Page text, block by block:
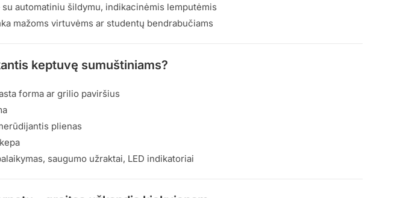
automatiniu šildymu, indikacinėmis lemputėmis
mažoms virtuvėms ar studentų bendrabučiams
keptuvę sumuštiniams?
forma ar grilio paviršius
plienas
saugumo užraktai, LED indikatoriai